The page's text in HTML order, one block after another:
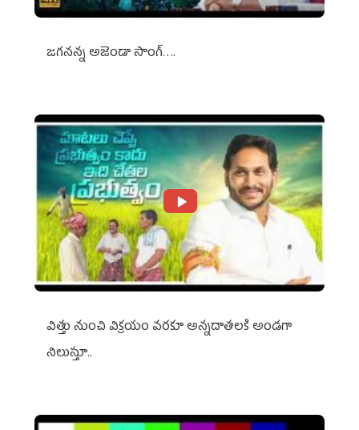
జగనన్న అజెండా సాంగ్….
విత్తు నుంచి విక్రయం వరకూ అన్నదాతలకి అండగా
నిలుస్తూ..